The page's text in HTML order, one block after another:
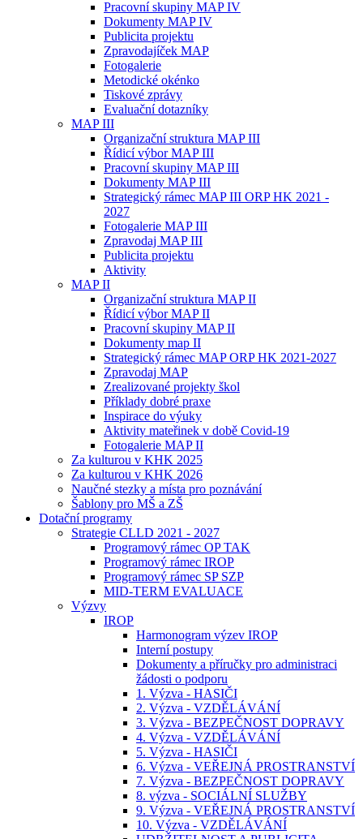
Pracovní skupiny MAP IV
Dokumenty MAP IV
Publicita projektu
Zpravodajíček MAP
Fotogalerie
Metodické okénko
Tiskové zprávy
Evaluační dotazníky
MAP III
Organizační struktura MAP III
Řídicí výbor MAP III
Pracovní skupiny MAP III
Dokumenty MAP III
Strategický rámec MAP III ORP HK 2021 -
2027
Fotogalerie MAP III
Zpravodaj MAP III
Publicita projektu
Aktivity
MAP II
Organizační struktura MAP II
Řídicí výbor MAP II
Pracovní skupiny MAP II
Dokumenty map II
Strategický rámec MAP ORP HK 2021-2027
Zpravodaj MAP
Zrealizované projekty škol
Příklady dobré praxe
Inspirace do výuky
Aktivity mateřinek v době Covid-19
Fotogalerie MAP II
Za kulturou v KHK 2025
Za kulturou v KHK 2026
Naučné stezky a místa pro poznávání
Šablony pro MŠ a ZŠ
Dotační programy
Strategie CLLD 2021 - 2027
Programový rámec OP TAK
Programový rámec IROP
Programový rámec SP SZP
MID-TERM EVALUACE
Výzvy
IROP
Harmonogram výzev IROP
Interní postupy
Dokumenty a příručky pro administraci
žádosti o podporu
1. Výzva - HASIČI
2. Výzva - VZDĚLÁVÁNÍ
3. Výzva - BEZPEČNOST DOPRAVY
4. Výzva - VZDĚLÁVÁNÍ
5. Výzva - HASIČI
6. Výzva - VEŘEJNÁ PROSTRANSTVÍ
7. Výzva - BEZPEČNOST DOPRAVY
8. výzva - SOCIÁLNÍ SLUŽBY
9. Výzva - VEŘEJNÁ PROSTRANSTVÍ
10. Výzva - VZDĚLÁVÁNÍ